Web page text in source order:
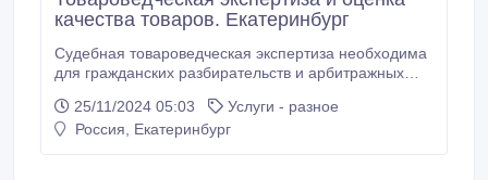
качества товаров. Екатеринбург
Судебная товароведческая экспертиза необходима
для гражданских разбирательств и арбитражных
документы к доказательной базе и защитить права
юридических и физических лиц. Грамотно провести
25/11/2024 05:03
Услуги - разное
Россия, Екатеринбург